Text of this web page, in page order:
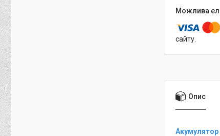
сайту.
Опис
Акумулятор